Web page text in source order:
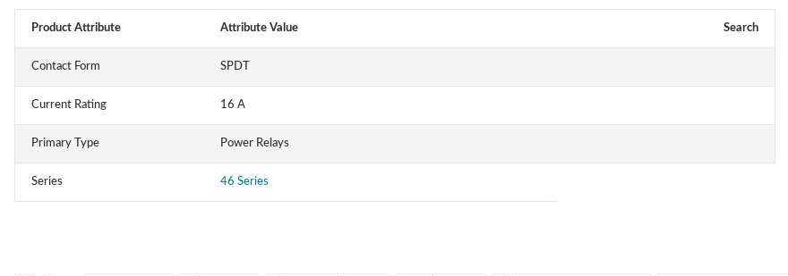
Product Attribute Attribute Value Search
Contact Form SPDT
Current Rating 16 A
Primary Type Power Relays
Series 46 Series